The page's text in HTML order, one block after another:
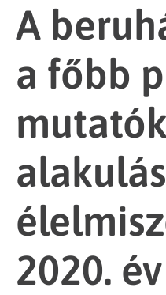
A
a főbb
2020. év